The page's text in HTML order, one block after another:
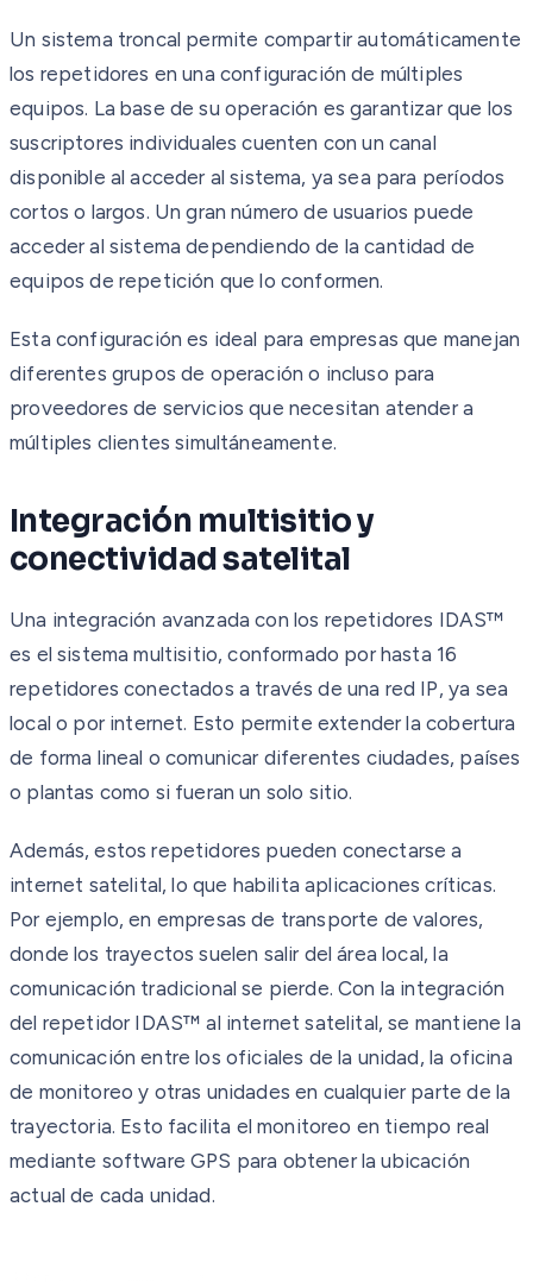
Un sistema troncal permite compartir automáticamente
los repetidores en una configuración de múltiples
equipos. La base de su operación es garantizar que los
suscriptores individuales cuenten con un canal
disponible al acceder al sistema, ya sea para períodos
cortos o largos. Un gran número de usuarios puede
acceder al sistema dependiendo de la cantidad de
equipos de repetición que lo conformen.
Esta configuración es ideal para empresas que manejan
diferentes grupos de operación o incluso para
proveedores de servicios que necesitan atender a
múltiples clientes simultáneamente.
Integración multisitio y
conectividad satelital
Una integración avanzada con los repetidores IDAS™
es el sistema multisitio, conformado por hasta 16
repetidores conectados a través de una red IP, ya sea
local o por internet. Esto permite extender la cobertura
de forma lineal o comunicar diferentes ciudades, países
o plantas como si fueran un solo sitio.
Además, estos repetidores pueden conectarse a
internet satelital, lo que habilita aplicaciones críticas.
Por ejemplo, en empresas de transporte de valores,
donde los trayectos suelen salir del área local, la
comunicación tradicional se pierde. Con la integración
del repetidor IDAS™ al internet satelital, se mantiene la
comunicación entre los oficiales de la unidad, la oficina
de monitoreo y otras unidades en cualquier parte de la
trayectoria. Esto facilita el monitoreo en tiempo real
mediante software GPS para obtener la ubicación
actual de cada unidad.